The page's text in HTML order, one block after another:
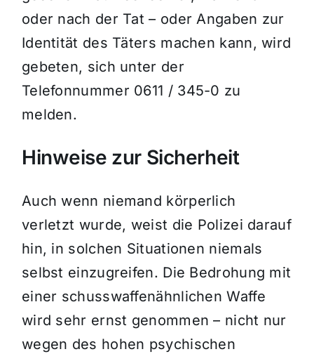
oder nach der Tat – oder Angaben zur
Identität des Täters machen kann, wird
gebeten, sich unter der
Telefonnummer 0611 / 345-0 zu
melden.
Hinweise zur Sicherheit
Auch wenn niemand körperlich
verletzt wurde, weist die Polizei darauf
hin, in solchen Situationen niemals
selbst einzugreifen. Die Bedrohung mit
einer schusswaffenähnlichen Waffe
wird sehr ernst genommen – nicht nur
wegen des hohen psychischen